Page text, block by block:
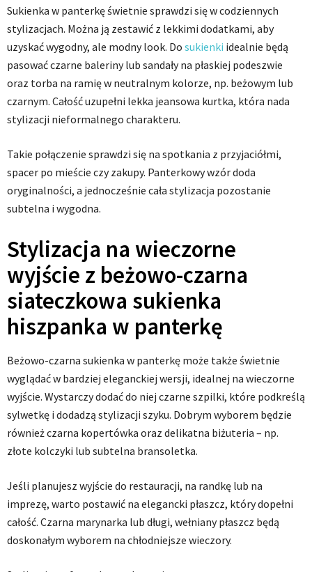
Sukienka w panterkę świetnie sprawdzi się w codziennych
stylizacjach. Można ją zestawić z lekkimi dodatkami, aby
uzyskać wygodny, ale modny look. Do sukienki idealnie będą
pasować czarne baleriny lub sandały na płaskiej podeszwie
oraz torba na ramię w neutralnym kolorze, np. beżowym lub
czarnym. Całość uzupełni lekka jeansowa kurtka, która nada
stylizacji nieformalnego charakteru.
Takie połączenie sprawdzi się na spotkania z przyjaciółmi,
spacer po mieście czy zakupy. Panterkowy wzór doda
oryginalności, a jednocześnie cała stylizacja pozostanie
subtelna i wygodna.
Stylizacja na wieczorne
wyjście z beżowo-czarna
siateczkowa sukienka
hiszpanka w panterkę
Beżowo-czarna sukienka w panterkę może także świetnie
wyglądać w bardziej eleganckiej wersji, idealnej na wieczorne
wyjście. Wystarczy dodać do niej czarne szpilki, które podkreślą
sylwetkę i dodadzą stylizacji szyku. Dobrym wyborem będzie
również czarna kopertówka oraz delikatna biżuteria – np.
złote kolczyki lub subtelna bransoletka.
Jeśli planujesz wyjście do restauracji, na randkę lub na
imprezę, warto postawić na elegancki płaszcz, który dopełni
całość. Czarna marynarka lub długi, wełniany płaszcz będą
doskonałym wyborem na chłodniejsze wieczory.